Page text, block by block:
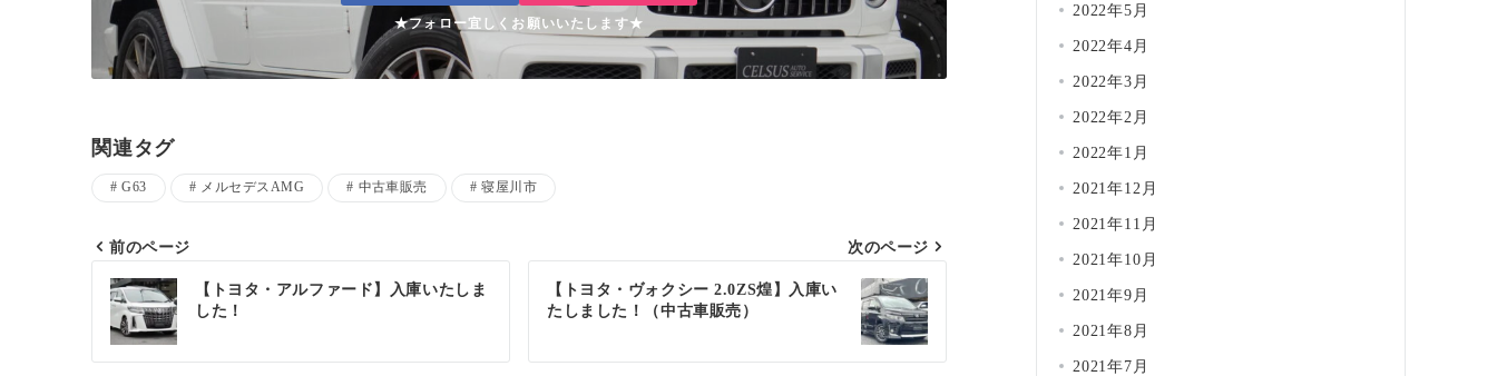
★フォロー宜しくお願いいたします★
関連タグ
G63 メルセデスAMG 中古車販売 寝屋川市
投
ナ
前のページ
【トヨタ・アルファード】入庫いたしま
した！
次のページ
【トヨタ・ヴォクシー 2.0ZS煌】入庫い
たしました！（中古車販売）
2022年5月
2022年4月
2022年3月
2022年2月
2022年1月
2021年12月
2021年11月
2021年10月
2021年9月
2021年8月
2021年7月